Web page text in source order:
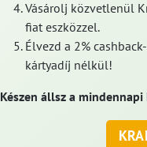
Vásárolj közvetlenül
fiat eszközzel.
Élvezd a 2%
kártyadíj nélkül!
Készen állsz a